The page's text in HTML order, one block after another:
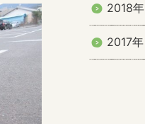
2018年
2017年